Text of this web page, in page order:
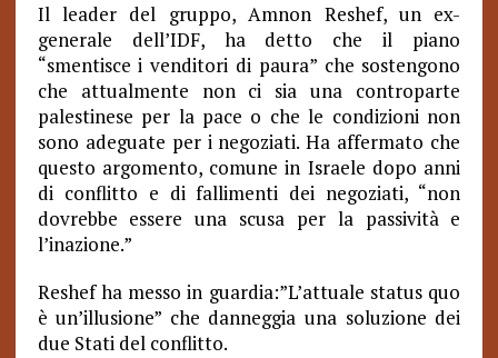
Il leader del gruppo, Amnon Reshef, un ex-
generale dell’IDF, ha detto che il piano
“smentisce i venditori di paura” che sostengono
che attualmente non ci sia una controparte
palestinese per la pace o che le condizioni non
sono adeguate per i negoziati. Ha affermato che
questo argomento, comune in Israele dopo anni
di conflitto e di fallimenti dei negoziati, “non
dovrebbe essere una scusa per la passività e
l’inazione.”
Reshef ha messo in guardia:”L’attuale status quo
è un’illusione” che danneggia una soluzione dei
due Stati del conflitto.